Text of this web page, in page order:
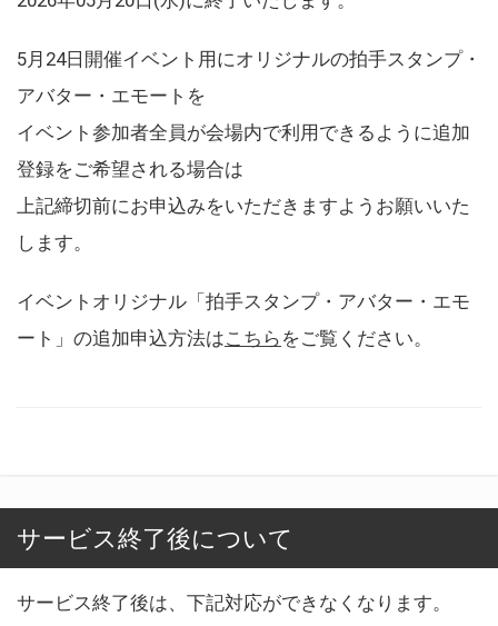
5月24日開催イベント用にオリジナルの拍手スタンプ・
アバター・エモートを
イベント参加者全員が会場内で利用できるように追加
登録をご希望される場合は
上記締切前にお申込みをいただきますようお願いいた
します。
イベントオリジナル「拍手スタンプ・アバター・エモ
ート」の追加申込方法はこちら をご覧ください。
サービス終了後について
サービス終了後は、下記対応ができなくなります。